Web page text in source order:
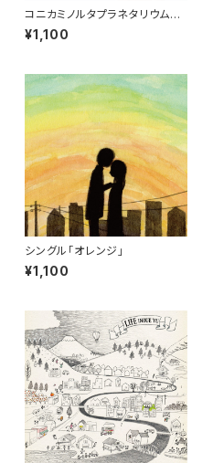
コニカミノルタプラネタリウム
『星の数ほど』挿入歌「時を越え
て」
¥1,100
シングル「オレンジ」
¥1,100